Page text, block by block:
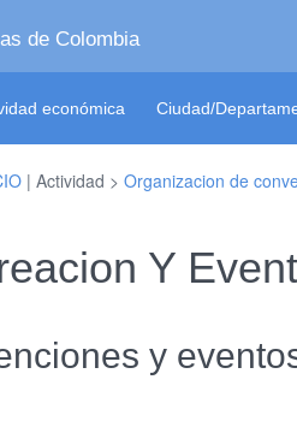
de Colombia
económica Ciudad/
| Actividad > Organizacion de
Y
y